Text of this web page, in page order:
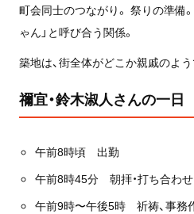
町会同士のつながり。 祭りの準
ゃん」と呼び合う関係。
築地は、街全体がどこか親戚のよう
禰宜・鈴木淑人さんの一日
午前8時頃 出勤
午前8時45分 朝拝・打ち合わせ
午前9時〜午後5時 祈祷、事務